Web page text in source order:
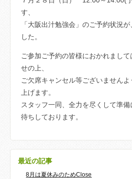
す、
「大阪出汁勉強会」のご予約状況
した。
ご参加ご予約の皆様におかれまし
せの上、
ご欠席キャンセル等ございません
上げます。
スタッフ一同、全力を尽くして準
待ちしております。
最近の記事
8月は夏休みのためClose